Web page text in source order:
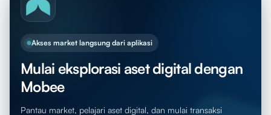
Akses market langsung dari aplikasi
Mulai eksplorasi aset digital dengan
Mobee
Pantau market, pelajari aset digital, dan mulai transaksi